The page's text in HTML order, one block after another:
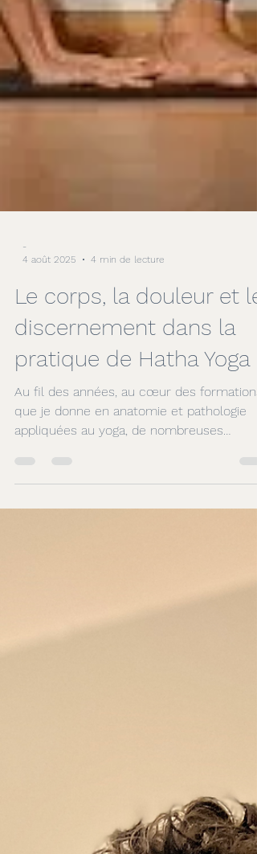
4 août 2025
4 min de lecture
Le corps, la douleur et le
discernement dans la
pratique de Hatha Yoga
Au fil des années, au cœur des formations
questions essentielles reviennent.